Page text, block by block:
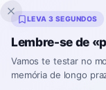
Inklingo
LEVA 3 SEGUNDOS
Lembre-se de
Vamos te testar no
memória de longo